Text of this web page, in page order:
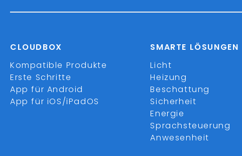
CLOUDBOX
Kompatible Produkte
Erste Schritte
App für Android
App für iOS/iPadOS
SMARTE LÖSUNGEN
Licht
Heizung
Beschattung
Sicherheit
Energie
Sprachsteuerung
Anwesenheit